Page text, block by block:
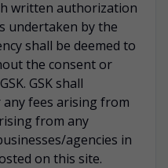
written authorization
undertaken by the
shall be deemed to
the consent or
GSK shall
fees arising from
from any
agencies in
on this site.